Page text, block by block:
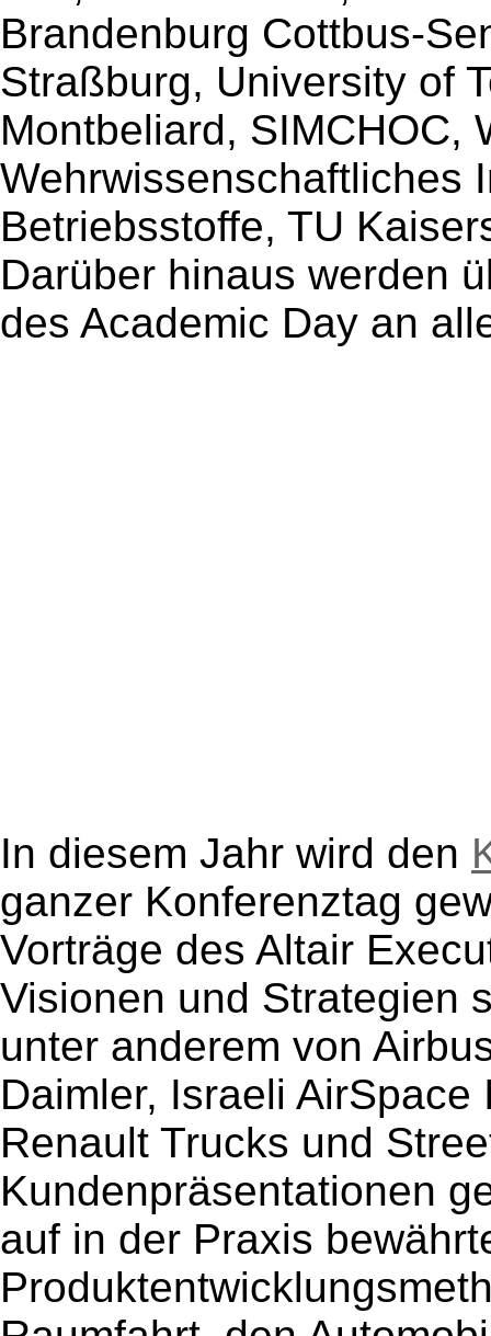
Brandenburg Cottbus-
Straßburg, University of
Montbeliard, SIMCHOC,
Wehrwissenschaftliches
Betriebsstoffe, TU
Darüber hinaus werden
des Academic Day an
In diesem Jahr wird den
ganzer Konferenztag
Vorträge des Altair
Visionen und Strategien
unter anderem von
Daimler, Israeli
Renault Trucks und
Kundenpräsentationen
auf in der Praxis